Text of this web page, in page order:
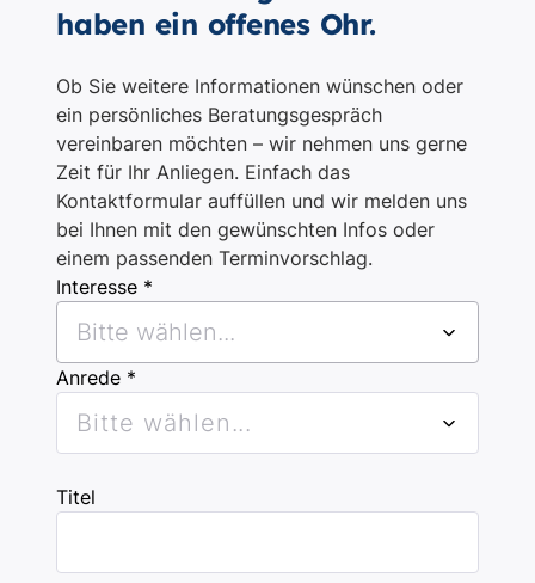
haben ein offenes Ohr.
Ob Sie weitere Informationen wünschen oder
ein persönliches Beratungsgespräch
vereinbaren möchten – wir nehmen uns gerne
Zeit für Ihr Anliegen. Einfach das
Kontaktformular auffüllen und wir melden uns
bei Ihnen mit den gewünschten Infos oder
einem passenden Terminvorschlag.
Interesse *
Bitte wählen...
Anrede *
Bitte wählen...
Titel